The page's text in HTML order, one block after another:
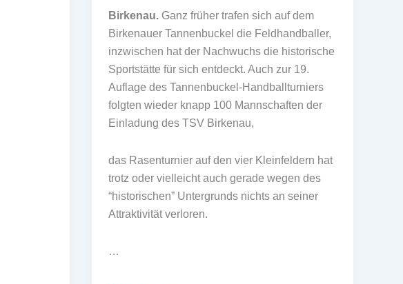
Birkenau. Ganz früher trafen sich auf dem
Birkenauer Tannenbuckel die Feldhandballer,
inzwischen hat der Nachwuchs die historische
Sportstätte für sich entdeckt. Auch zur 19.
Auflage des Tannenbuckel-Handballturniers
folgten wieder knapp 100 Mannschaften der
Einladung des TSV Birkenau,
das Rasenturnier auf den vier Kleinfeldern hat
trotz oder vielleicht auch gerade wegen des
“historischen” Untergrunds nichts an seiner
Attraktivität verloren.
…